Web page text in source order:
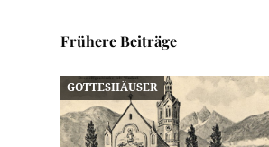
Frühere Beiträge
GOTTESHÄUSER